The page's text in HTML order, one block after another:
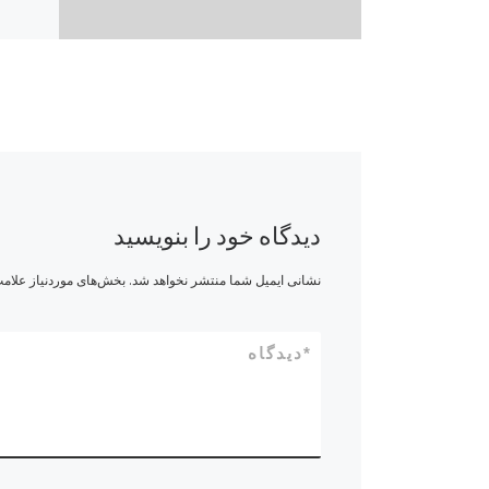
دیدگاه خود را بنویسید
نشانی ایمیل شما منتشر نخواهد شد. بخش‌های موردنیاز
دیدگاه*